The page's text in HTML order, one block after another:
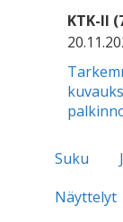
KTK-II
Suku
Näyttelyt